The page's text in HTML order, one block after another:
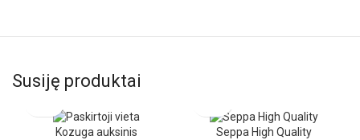
Susiję produktai
Kozuga auksinis Seppa High Quality